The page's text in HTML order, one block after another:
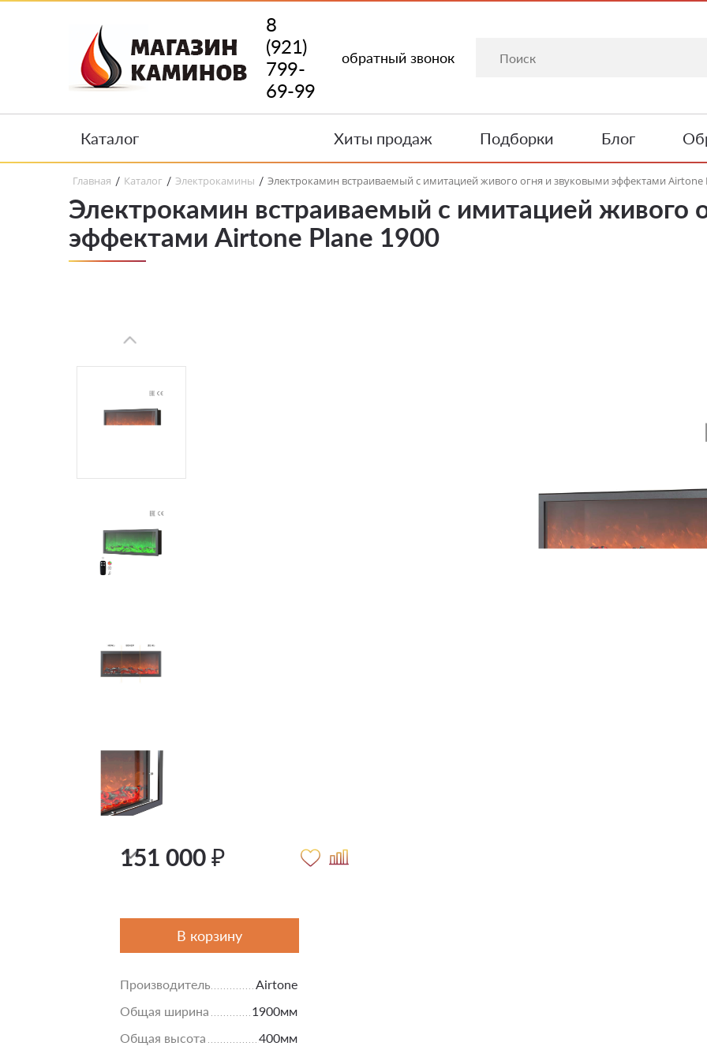
8
(921)
799-
69-99
обратный звонок
Каталог Хиты продаж Подборки Блог
Главная / Каталог / Электрокамины / Электрокамин встраиваемый с имитацией живого огня и звуковыми эффектами Airtone
Электрокамин встраиваемый с имитацией живого
эффектами Airtone Plane 1900
151 000 ₽
В корзину
Производитель
Airtone
Общая ширина
1900мм
Общая высота
400мм